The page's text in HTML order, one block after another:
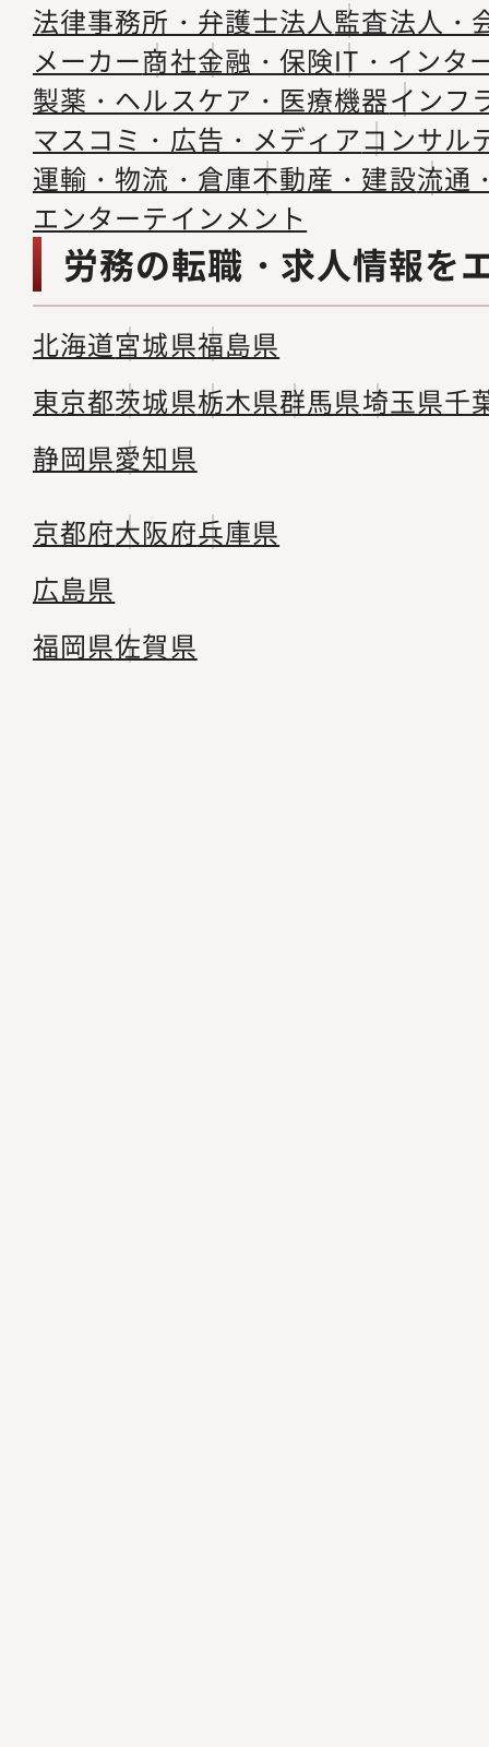
法律事務所・弁護士法人監査法人・
メーカー商社金融・保険IT・インタ
製薬・ヘルスケア・医療機器インフ
マスコミ・広告・メディアコンサル
運輸・物流・倉庫不動産・建設流通
エンターテインメント
労務の転職・求人情報を
北海道宮城県福島県
東京都茨城県栃木県群馬県埼玉県千
静岡県愛知県
京都府大阪府兵庫県
広島県
福岡県佐賀県